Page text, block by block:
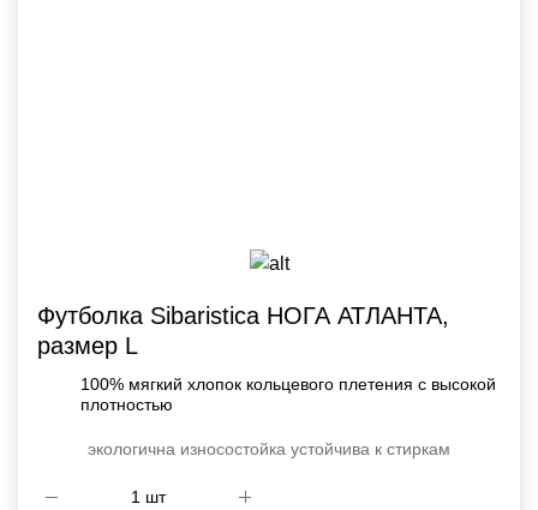
Футболка Sibaristica НОГА АТЛАНТА,
размер L
100% мягкий хлопок кольцевого плетения с высокой
плотностью
экологична износостойка устойчива к стиркам